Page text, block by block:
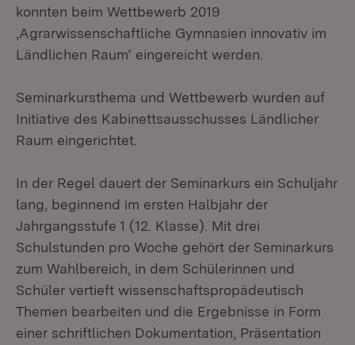
konnten beim Wettbewerb 2019
‚Agrarwissenschaftliche Gymnasien innovativ im
Ländlichen Raum‘ eingereicht werden.
Seminarkursthema und Wettbewerb wurden auf
Initiative des Kabinettsausschusses Ländlicher
Raum eingerichtet.
In der Regel dauert der Seminarkurs ein Schuljahr
lang, beginnend im ersten Halbjahr der
Jahrgangsstufe 1 (12. Klasse). Mit drei
Schulstunden pro Woche gehört der Seminarkurs
zum Wahlbereich, in dem Schülerinnen und
Schüler vertieft wissenschaftspropädeutisch
Themen bearbeiten und die Ergebnisse in Form
einer schriftlichen Dokumentation, Präsentation